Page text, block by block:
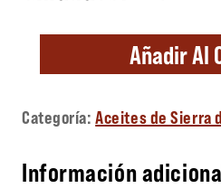
Añadir Al
Categoría:Aceites de Sierra
Información